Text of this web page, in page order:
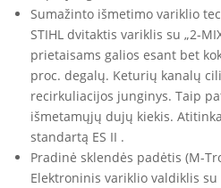
Sumažinto išmetimo variklio
STIHL dvitaktis variklis su „2-
prietaisams galios esant bet
proc. degalų. Keturių kanalų
recirkuliacijos junginys. Taip
išmetamųjų dujų kiekis.
standartą ES II .
Pradinė sklendės padėtis (M-
Elektroninis variklio valdiklis